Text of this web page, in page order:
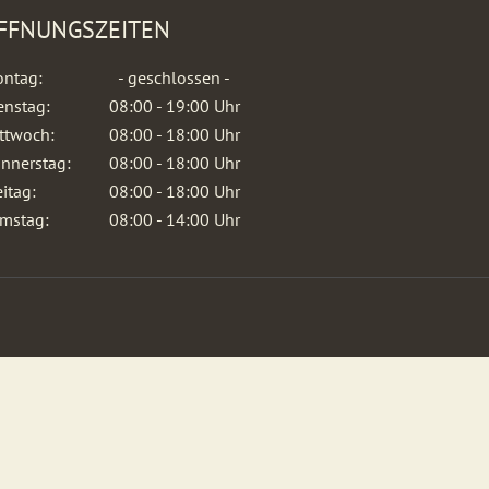
- geschlossen -
08:00 - 19:00 Uhr
08:00 - 18:00 Uhr
08:00 - 18:00 Uhr
08:00 - 18:00 Uhr
08:00 - 14:00 Uhr